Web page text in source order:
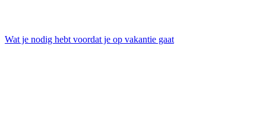
Wat je nodig hebt voordat je op vakantie gaat